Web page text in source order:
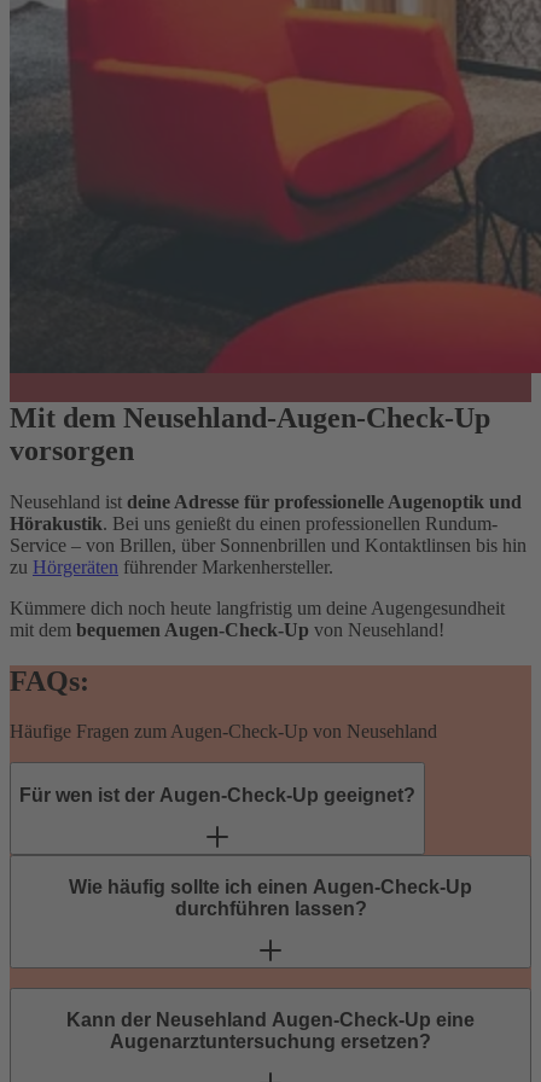
Mit dem Neusehland-Augen-Check-Up
vorsorgen
Neusehland ist deine Adresse für professionelle Augenoptik und
Hörakustik. Bei uns genießt du einen professionellen Rundum-
Service – von Brillen, über Sonnenbrillen und Kontaktlinsen bis hin
zu Hörgeräten führender Markenhersteller.
Kümmere dich noch heute langfristig um deine Augengesundheit
mit dem bequemen Augen-Check-Up von Neusehland!
FAQs:
Häufige Fragen zum Augen-Check-Up von Neusehland
Für wen ist der Augen-Check-Up geeignet?
bekannten Augenerkrankungen haben oder aktuell in
augenärztlicher Behandlung sind. Kinder und Jugendliche unter 18
Wie häufig sollte ich einen Augen-Check-Up
durchführen lassen?
durchzuführen – je nach Alter und individuellem Risiko. Eine erste
Orientierung bieten die Empfehlungen der WHO: ab 40 Jahren alle
Kann der Neusehland Augen-Check-Up eine
Augenarztuntersuchung ersetzen?